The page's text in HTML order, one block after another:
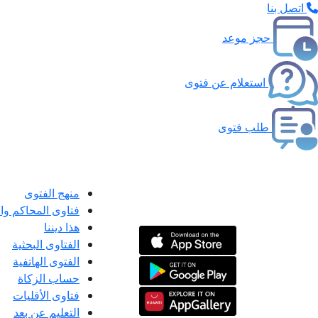
اتصل بنا
حجز موعد
استعلام عن فتوى
طلب فتوى
منهج الفتوى
فتاوى المحاكم
هذا ديننا
الفتاوى البحثية
الفتوى الهاتفية
حساب الزكاة
فتاوى الأقليات
التعليم عن بعد